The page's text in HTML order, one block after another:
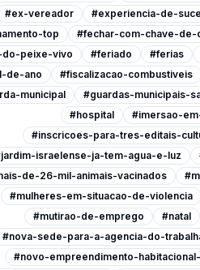
#ex-vereador
#experiencia-de-
top
#fechar-com-chave-de-
peixe-vivo
#feriado #ferias
de-ano
#fiscalizacao-combustiveis
municipal
#guardas-municipais-
#hospital
#imersao-
#inscricoes-para-tres-editais-
israelense-ja-tem-agua-e-luz
de-26-mil-animais-vacinados
#mulheres-em-situacao-de-violencia
#mutirao-de-emprego
#natal
#nova-sede-para-a-agencia-do-
#novo-empreendimento-